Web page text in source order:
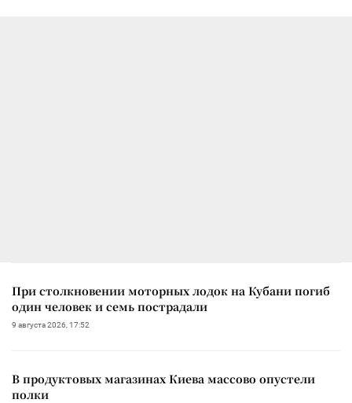
При столкновении моторных лодок на Кубани погиб
один человек и семь пострадали
9 августа 2026, 17:52
В продуктовых магазинах Киева массово опустели
полки